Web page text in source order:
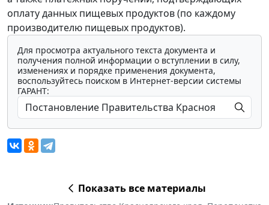
оплату данных пищевых продуктов (по каждому
производителю пищевых продуктов).
Для просмотра актуального текста документа и
получения полной информации о вступлении в силу,
изменениях и порядке применения документа,
воспользуйтесь поиском в Интернет-версии системы
ГАРАНТ:
Показать все материалы